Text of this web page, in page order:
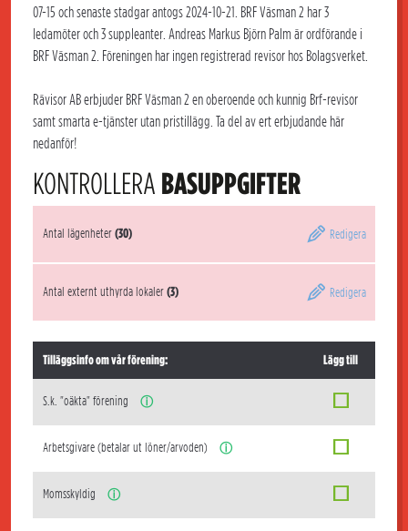
07-15 och senaste stadgar antogs 2024-10-21. BRF Väsman 2 har 3
ledamöter och 3 suppleanter. Andreas Markus Björn Palm är ordförande i
BRF Väsman 2. Föreningen har ingen registrerad revisor hos Bolagsverket.
Rävisor AB erbjuder BRF Väsman 2 en oberoende och kunnig Brf-revisor
samt smarta e-tjänster utan pristillägg. Ta del av ert erbjudande här
nedanför!
KONTROLLERA BASUPPGIFTER
Antal lägenheter(30) Redigera
Antal externt uthyrda lokaler(3) Redigera
Tilläggsinfo om vår förening: Lägg till
S.k. "oäkta" förening ⓘ
Arbetsgivare (betalar ut löner/arvoden) ⓘ
Momsskyldig ⓘ